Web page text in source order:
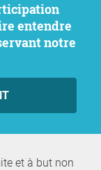
entendre
notre
et à but non